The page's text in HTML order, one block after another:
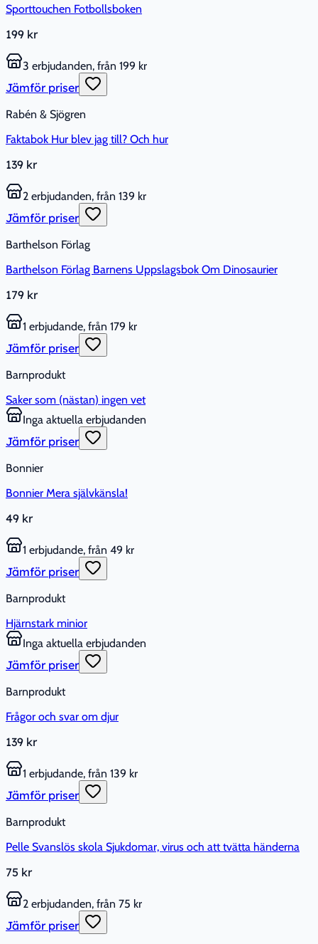
Sporttouchen Fotbollsboken
199 kr
3 erbjudanden, från 199 kr
Jämför priser
Rabén & Sjögren
Faktabok Hur blev jag till? Och hur
139 kr
2 erbjudanden, från 139 kr
Jämför priser
Barthelson Förlag
Barthelson Förlag Barnens Uppslagsbok Om Dinosaurier
179 kr
1 erbjudande, från 179 kr
Jämför priser
Barnprodukt
Saker som (nästan) ingen vet
Inga aktuella erbjudanden
Jämför priser
Bonnier
Bonnier Mera självkänsla!
49 kr
1 erbjudande, från 49 kr
Jämför priser
Barnprodukt
Hjärnstark minior
Inga aktuella erbjudanden
Jämför priser
Barnprodukt
Frågor och svar om djur
139 kr
1 erbjudande, från 139 kr
Jämför priser
Barnprodukt
Pelle Svanslös skola Sjukdomar, virus och att tvätta händerna
75 kr
2 erbjudanden, från 75 kr
Jämför priser